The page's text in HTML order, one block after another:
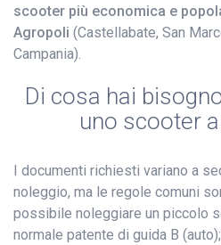
scooter più economica e
Agropoli (Castellabate, San
Campania).
Di cosa hai
uno scooter
I documenti richiesti variano a
noleggio, ma le regole comuni
possibile noleggiare un piccolo
normale patente di guida B